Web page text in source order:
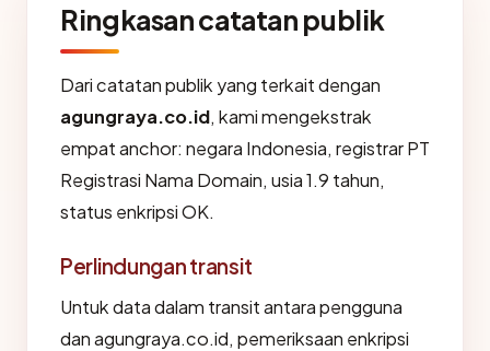
Ringkasan catatan publik
Dari catatan publik yang terkait dengan
agungraya.co.id, kami mengekstrak
empat anchor: negara Indonesia, registrar PT
Registrasi Nama Domain, usia 1.9 tahun,
status enkripsi OK.
Perlindungan transit
Untuk data dalam transit antara pengguna
dan agungraya.co.id, pemeriksaan enkripsi